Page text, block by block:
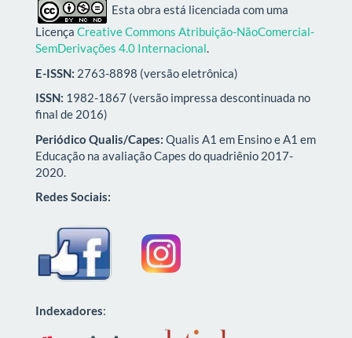
Esta obra está licenciada com uma
Licença Creative Commons Atribuição-NãoComercial-
SemDerivações 4.0 Internacional.
E-ISSN: 2763-8898 (versão eletrônica)
ISSN: 1982-1867 (versão impressa descontinuada no
final de 2016)
Periódico Qualis/Capes: Qualis A1 em Ensino e A1 em
Educação na avaliação Capes do quadriênio 2017-
2020.
Redes Sociais:
Indexadores: